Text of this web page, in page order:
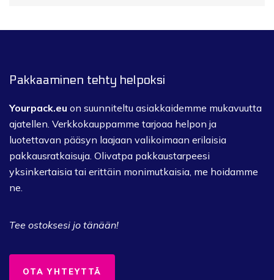
Pakkaaminen tehty helpoksi
Yourpack.eu on suunniteltu asiakkaidemme mukavuutta
ajatellen. Verkkokauppamme tarjoaa helpon ja
luotettavan pääsyn laajaan valikoimaan erilaisia ​​
pakkausratkaisuja. Olivatpa pakkaustarpeesi
yksinkertaisia ​​tai erittäin monimutkaisia, me hoidamme
ne.
Tee ostoksesi jo tänään!
OTA YHTEYTTÄ